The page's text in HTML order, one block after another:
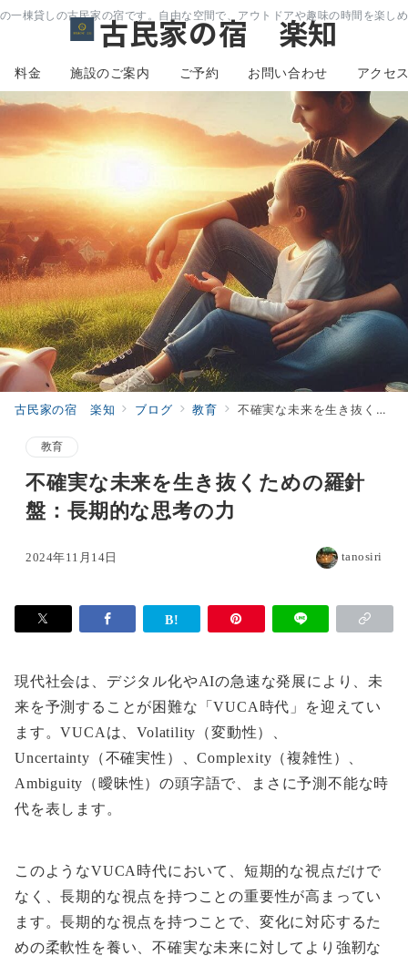
一棟貸しの古民家の宿です。自由な空間で、アウトドアや趣味の時間を楽し
古民家の宿 楽知
料金 施設のご案内 ご予約 お問い合わせ アクセ
古民家の宿 楽知 ブログ 教育 不確実な未来を生き抜くための羅針盤：長期的な思考の力
教育
不確実な未来を生き抜くための羅針
盤：長期的な思考の力
2024年11月14日 tanosiri
現代社会は、デジタル化やAIの急速な発展により、未
来を予測することが困難な「VUCA時代」を迎えてい
ます。VUCAは、Volatility（変動性）、
Uncertainty（不確実性）、Complexity（複雑性）、
Ambiguity（曖昧性）の頭字語で、まさに予測不能な時
代を表します。
このようなVUCA時代において、短期的な視点だけで
なく、長期的な視点を持つことの重要性が高まってい
ます。長期的な視点を持つことで、変化に対応するた
めの柔軟性を養い、不確実な未来に対してより強靭な